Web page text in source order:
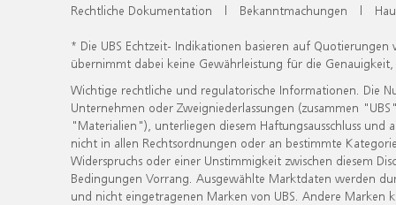
Rechtliche Dokumentation | Bekanntmachungen |
* Die UBS Echtzeit- Indikationen basieren auf
übernimmt dabei keine Gewährleistung für die
Wichtige rechtliche und regulatorische Informationen. Die
Unternehmen oder Zweigniederlassungen (zusammen
"Materialien"), unterliegen diesem Haftungsausschluss
nicht in allen Rechtsordnungen oder an bestimmte
Widerspruchs oder einer Unstimmigkeit zwischen diesem
Bedingungen Vorrang. Ausgewählte Marktdaten werden
und nicht eingetragenen Marken von UBS. Andere Marken